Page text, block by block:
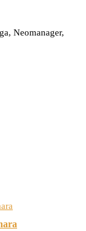
Neomanager,